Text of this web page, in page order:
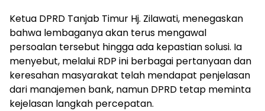
Ketua DPRD Tanjab Timur Hj. Zilawati, menegaskan
bahwa lembaganya akan terus mengawal
persoalan tersebut hingga ada kepastian solusi. Ia
menyebut, melalui RDP ini berbagai pertanyaan dan
keresahan masyarakat telah mendapat penjelasan
dari manajemen bank, namun DPRD tetap meminta
kejelasan langkah percepatan.